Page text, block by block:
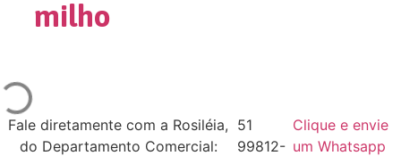
milho
Fale diretamente com a Rosiléia,
do Departamento Comercial:
51
99812-
Clique e envie
um Whatsapp